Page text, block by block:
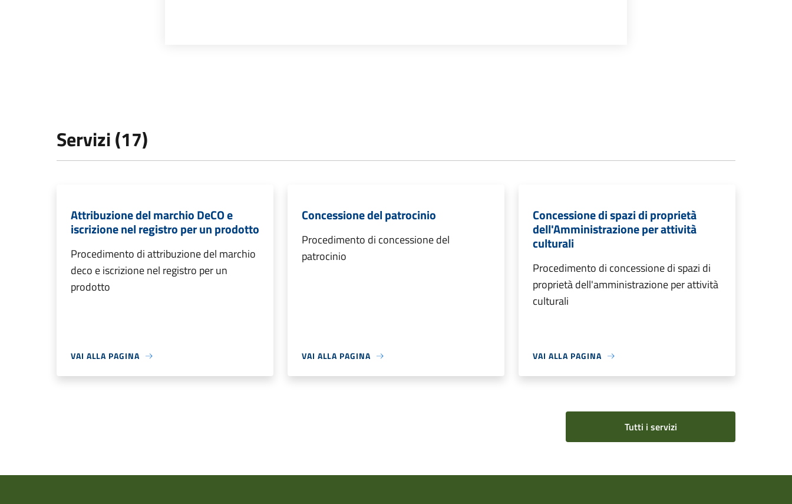
Servizi (17)
Attribuzione del marchio DeCO e
iscrizione nel registro per un prodotto
Procedimento di attribuzione del marchio
deco e iscrizione nel registro per un
prodotto
VAI ALLA PAGINA
Concessione del patrocinio
Procedimento di concessione del
patrocinio
VAI ALLA PAGINA
Concessione di spazi di proprietà
dell'Amministrazione per attività
culturali
Procedimento di concessione di spazi di
proprietà dell'amministrazione per attività
culturali
VAI ALLA PAGINA
Tutti i servizi